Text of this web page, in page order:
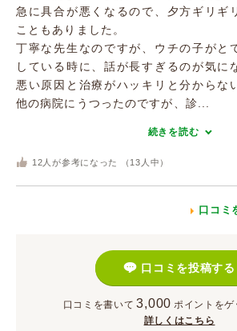
急に具合が悪くなるので、夕方ギリギ
こともありました。
丁寧な先生なのですが、ウチの子がと
している時に、話が長すぎるのが気に
悪い原因と治療がハッキリと分からな
他の病院にうつったのですが、診...
続きを読む
12 人が参考になった （ 13 人中）
口コミ
口コミを投稿する
口コミを書いて 3,000 ポイント をゲ
詳しくはこちら